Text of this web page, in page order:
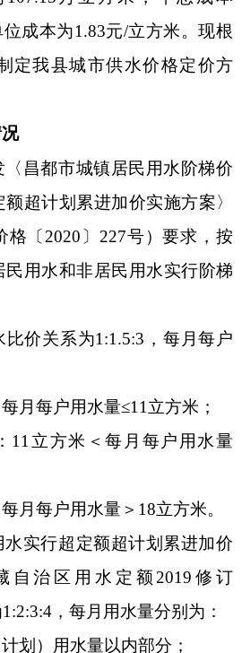
成本为1.83元/立方米。现根
定我县城市供水价格定价方
昌都市城镇居民用水阶梯价
超计划累进加价实施方案〉
格〔 2020〕227号）要求，按
用水和非居民用水实行阶梯
比价关系为1:1.5:3，每月每户
月每户用水量≤11立方米；
11立方米＜每月每户用水量
月每户用水量＞ 18立方米。
水实行超定额超计划累进加价
自治区用水定额 2019修订
，每月用水量分别为：
划）用水量以内部分；